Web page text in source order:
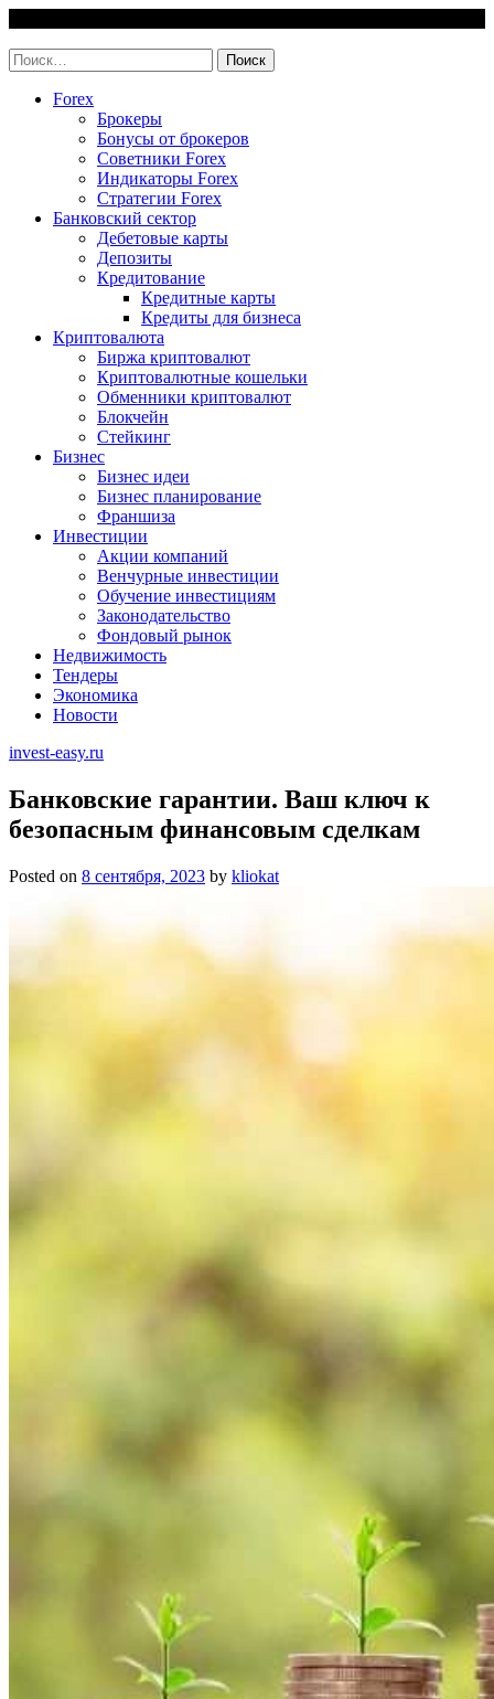
content
Найти:
Forex
Брокеры
Бонусы от брокеров
Советники Forex
Индикаторы Forex
Стратегии Forex
Банковский сектор
Дебетовые карты
Депозиты
Кредитование
Кредитные карты
Кредиты для бизнеса
Криптовалюта
Биржа криптовалют
Криптовалютные кошельки
Обменники криптовалют
Блокчейн
Стейкинг
Бизнес
Бизнес идеи
Бизнес планирование
Франшиза
Инвестиции
Акции компаний
Венчурные инвестиции
Обучение инвестициям
Законодательство
Фондовый рынок
Недвижимость
Тендеры
Экономика
Новости
invest-easy.ru
Банковские гарантии. Ваш ключ к
безопасным финансовым сделкам
Posted on 8 сентября, 2023 by kliokat